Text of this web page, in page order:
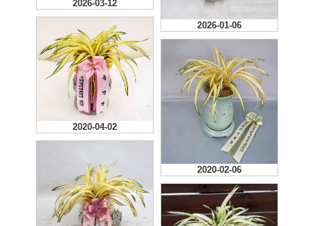
2026-03-12
2026-01-06
2020-04-02
2020-02-06